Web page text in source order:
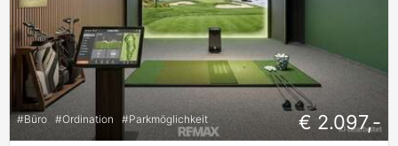
#Büro #Ordination #Parkmöglichkeit € 2.097,-